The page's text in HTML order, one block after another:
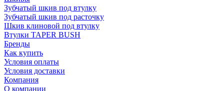
Зубчатый шкив под втулку
Зубчатый шкив под расточку
Шкив клиновой под втулку
Втулки TAPER BUSH
Бренды
Как купить
Условия оплаты
Условия доставки
Компания
О компании